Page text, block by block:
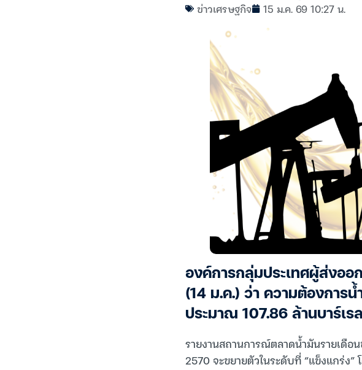
ข่าวเศรษฐกิจ 15 ม.ค. 69 10:27 น.
องค์การกลุ่มประเทศผู้ส่งออ
(14 ม.ค.) ว่า ความต้องการ
ประมาณ 107.86 ล้านบาร์เ
รายงานสถานการณ์ตลาดน้ำมันรายเดือ
2570 จะขยายตัวในระดับที่ “แข็งแกร่ง”